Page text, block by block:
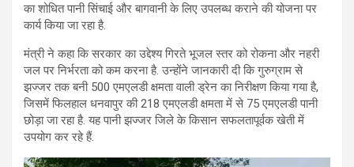
का शोधित पानी सिंचाई और बागवानी के लिए उपलब्ध कराने की योजना पर
कार्य किया जा रहा है.
मंत्री ने कहा कि सरकार का उद्देश्य गिरते भूजल स्तर को रोकना और नहरी
जल पर निर्भरता को कम करना है. उन्होंने जानकारी दी कि गुरुग्राम से
झज्जर तक बनी 500 एमएलडी क्षमता वाली ड्रेन का निरीक्षण किया गया है,
जिसमें फिलहाल धनवापुर की 218 एमएलडी क्षमता में से 75 एमएलडी पानी
छोड़ा जा रहा है. यह पानी झज्जर जिले के किसान सफलतापूर्वक खेती में
उपयोग कर रहे हैं.